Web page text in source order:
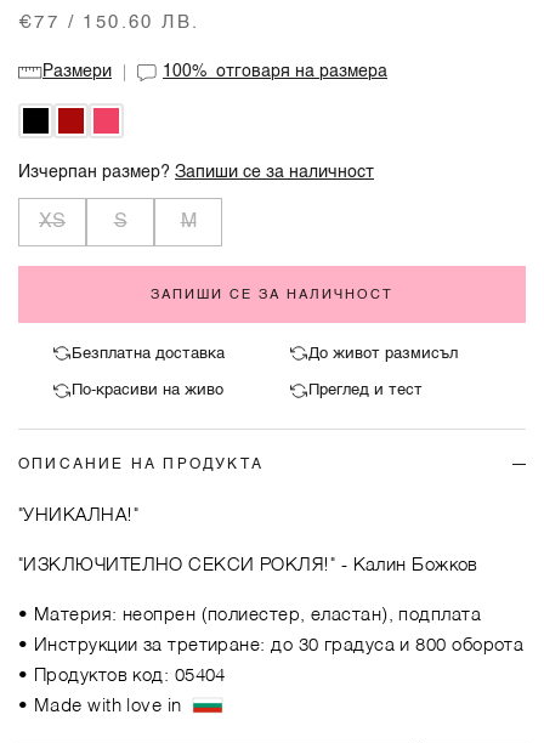
€77 / 150.60 ЛВ.
Размери 100%отговаря на размера
Изчерпан размер?Запиши се за наличност
XS S M
ЗАПИШИ СЕ ЗА НАЛИЧНОСТ
Безплатна доставка До живот размисъл
По-красиви на живо Преглед и тест
ОПИСАНИЕ НА ПРОДУКТА
"УНИКАЛНА!"
"ИЗКЛЮЧИТЕЛНО СЕКСИ РОКЛЯ!" - Калин Божков
• Материя: неопрен (полиестер, еластан), подплата
• Инструкции за третиране: до 30 градуса и 800 оборота
• Продуктов код: 05404
• Made with love in